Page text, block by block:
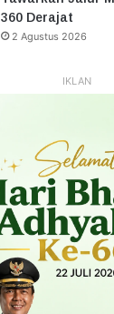
360 Derajat
2 Agustus 2026
IKLAN